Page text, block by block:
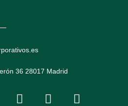
36 28017 Madrid
L
Y
T